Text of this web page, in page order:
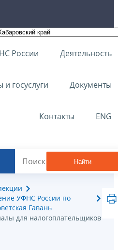
России Деятельность
и госуслуги Документы
Контакты ENG
Найти
УФНС России по
Гавань
для налогоплательщиков